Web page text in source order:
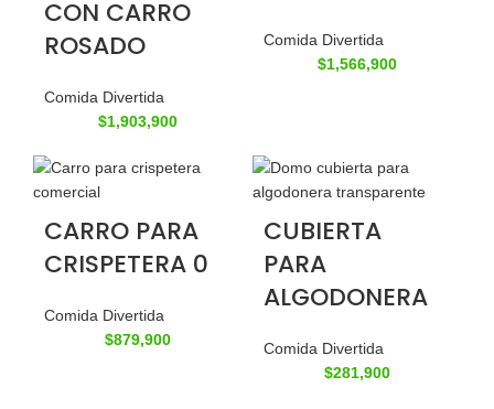
CON CARRO
ROSADO
Comida Divertida
$1,903,900
Comida Divertida
$1,566,900
CARRO PARA
CRISPETERA 0
Comida Divertida
$879,900
CUBIERTA
PARA
ALGODONERA
Comida Divertida
$281,900